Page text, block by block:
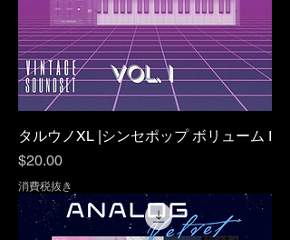
タルウノXL |シンセポップ ボリューム I
価格
$20.00
消費税抜き